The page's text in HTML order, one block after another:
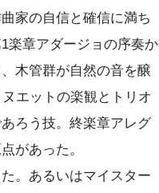
家の自信と確信に満ち
楽章アダージョの序奏か
木管群が自然の音を醸
エットの楽観とトリオ
ろう技。終楽章アレグ
があった。
。あるいはマイスター